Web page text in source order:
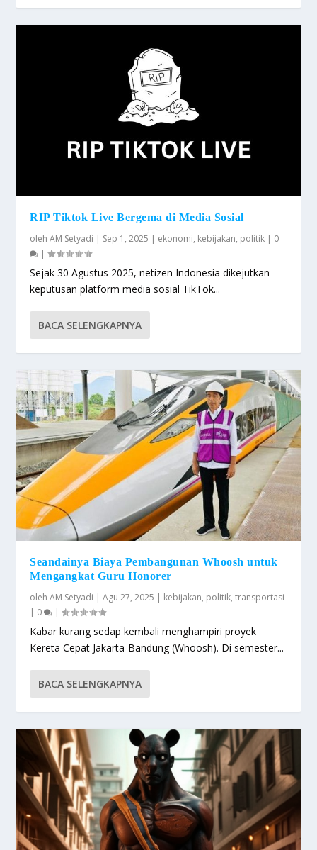
RIP Tiktok Live Bergema di Media Sosial
olehAM Setyadi | Sep 1, 2025 | ekonomi, kebijakan, politik | 0
|
Sejak 30 Agustus 2025, netizen Indonesia dikejutkan
keputusan platform media sosial TikTok...
BACA SELENGKAPNYA
Seandainya Biaya Pembangunan Whoosh untuk
Mengangkat Guru Honorer
olehAM Setyadi |Agu 27, 2025 | kebijakan, politik,transportasi
| 0 |
Kabar kurang sedap kembali menghampiri proyek
Kereta Cepat Jakarta-Bandung (Whoosh). Di semester...
BACA SELENGKAPNYA